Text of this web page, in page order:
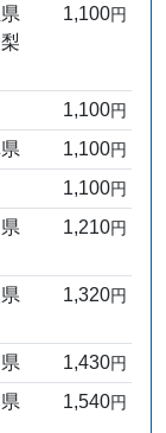
1,100円
1,100円
1,100円
1,100円
1,210円
1,320円
1,430円
1,540円